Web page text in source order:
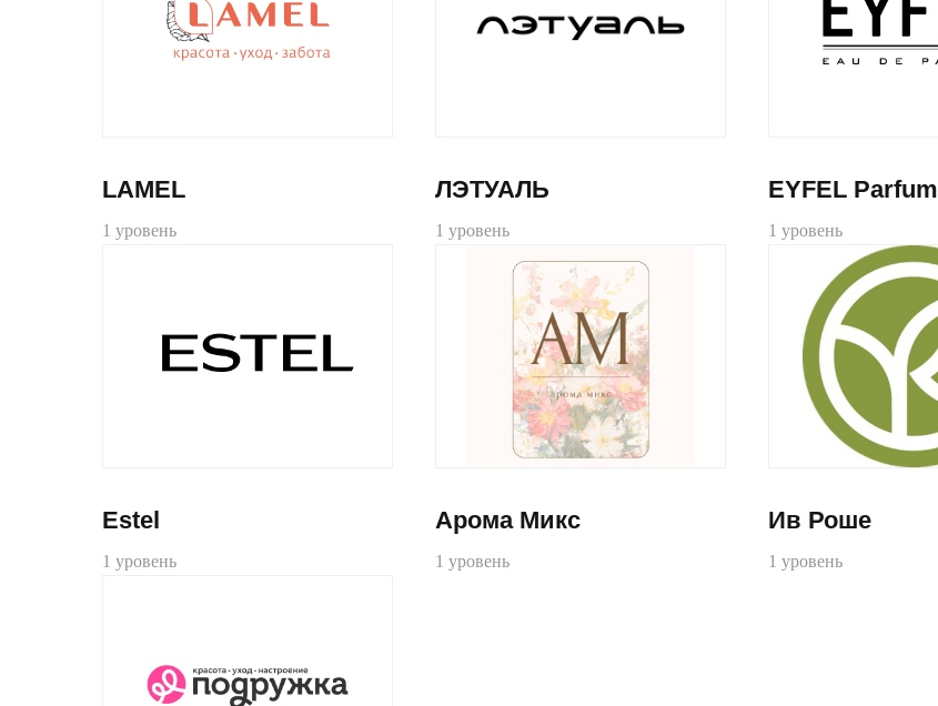
LAMEL
1 уровень
ЛЭТУАЛЬ
1 уровень
EYFEL Parfum
1 уровень
Estel
1 уровень
Арома Микс
1 уровень
Ив Роше
1 уровень